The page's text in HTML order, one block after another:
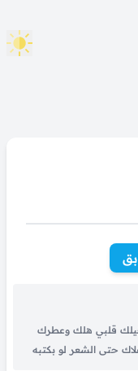
قلبي هلك وعطرك
حتى الشعر لو بكتبه